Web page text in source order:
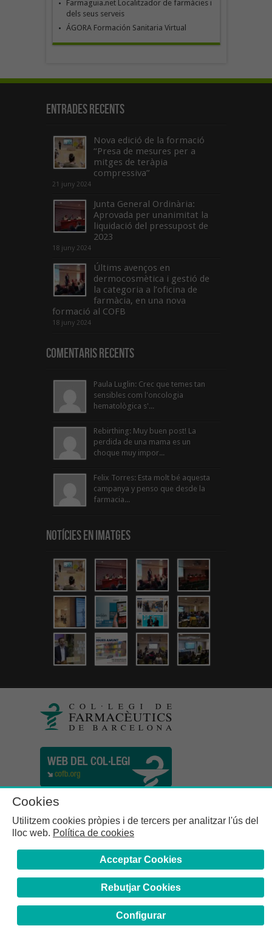
Farmaguia.net Localitzador de farmàcies i
dels seus serveis
ÁGORA Formación Sanitaria Virtual
Entrades recents
Nova edició de la formació
“Presa de mesures per a
mitges de teràpia
compressiva”
21 juny 2024
Junta General Ordinària:
Aprovada per unanimitat la
liquidació del pressupost de
2023
18 juny 2024
Últims avenços en
dermocosmètica i gestió de
la categoria a l’oficina de
farmàcia, en una nova
formació al COFB
18 juny 2024
Comentaris Recents
Paula Luglin: Crec que temes tan
sensibles com l'oncologia
hematològica s'...
Rebirthing: Muy buen post! La
perdida de una mama es un
choque muy impor...
Felix Torres: Esta molt bé aquesta
campanya y penso que desde la
farmacia...
Notícies en Imatges
Cookies
Utilitzem cookies pròpies i de tercers per analitzar l'ús del
lloc web. Política de cookies
Acceptar Cookies
Rebutjar Cookies
Configurar